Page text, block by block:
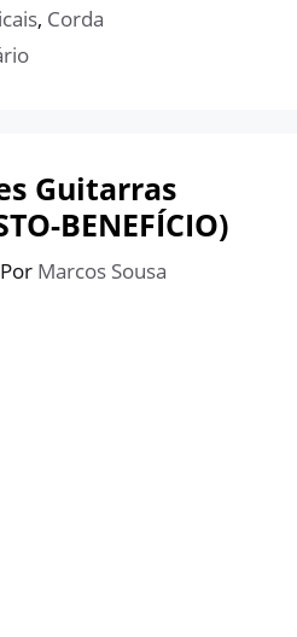
, Corda
Guitarras
BENEFÍCIO)
Por Marcos Sousa